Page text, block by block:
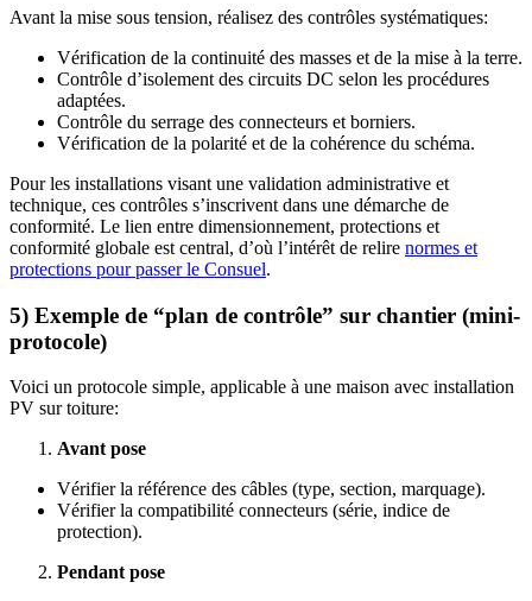
Avant la mise sous tension, réalisez des contrôles systématiques:
Vérification de la continuité des masses et de la mise à la terre.
Contrôle d’isolement des circuits DC selon les procédures
adaptées.
Contrôle du serrage des connecteurs et borniers.
Vérification de la polarité et de la cohérence du schéma.
Pour les installations visant une validation administrative et
technique, ces contrôles s’inscrivent dans une démarche de
conformité. Le lien entre dimensionnement, protections et
conformité globale est central, d’où l’intérêt de relire normes et
protections pour passer le Consuel.
5) Exemple de “plan de contrôle” sur chantier (mini-
protocole)
Voici un protocole simple, applicable à une maison avec installation
PV sur toiture:
Avant pose
Vérifier la référence des câbles (type, section, marquage).
Vérifier la compatibilité connecteurs (série, indice de
protection).
Pendant pose